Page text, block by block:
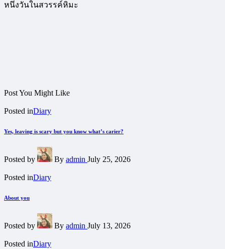
หนึ่งวันในสวรรค์หิมะ
Post You Might Like
Posted inDiary
Yes, leaving is scary but you know what’s carier?
Posted by By admin July 25, 2026
Posted inDiary
About you
Posted by By admin July 13, 2026
Posted inDiary